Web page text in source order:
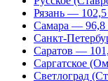
Рязань —
Самара — 96,8
Санкт-
Саратов —
Саргатское
Светлоград